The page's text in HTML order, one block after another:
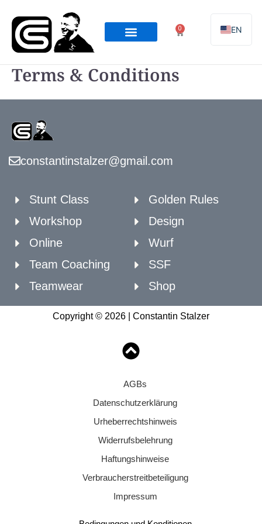
Inhalt
springen
0
Warenkorb EN
Terms & Conditions
constantinstalzer@gmail.com
Stunt Class
Workshop
Online
Team Coaching
Teamwear
Golden Rules
Design
Wurf
SSF
Shop
Copyright © 2026 | Constantin Stalzer
AGBs
Datenschutzerklärung
Urheberrechtshinweis
Widerrufsbelehrung
Haftungshinweise
Verbraucherstreitbeteiligung
Impressum